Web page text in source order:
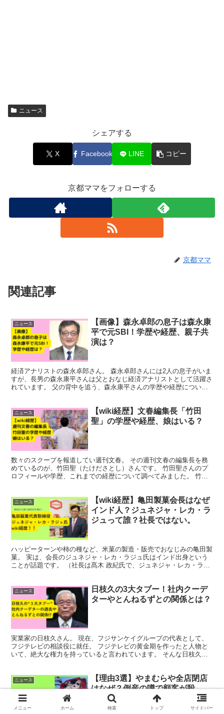
ニュース
シェアする
X Facebook LINE コピー
京都ママをフォローする
京都ママ
関連記事
ニュース
【画像】森永卓郎の息子は森永康
平で元SBI！学歴や経歴、親子共
演は？
経済アナリストの森永卓郎さん。 森永卓郎さんには2人の息子がいま
すが、長男の森永康平さんは父とおなじ経済アナリストとして活躍さ
れています。 父の背中を追う、森永康平さんの学歴や経歴について
ニュース
【wiki経歴】文春編集長「竹田
聖」の学歴や経歴、娘はいる？
数々のスクープを報道してい週刊文春。 その週刊文春の編集長を務
めているのが、竹田聖（たけださとし）さんです。 竹田聖さんのプ
ロフィールや学歴、これまでの経歴について調べてみました。 竹田
ニュース
【wiki経歴】亀田製菓会長はなぜ
インド人？ジュネジャ・レカ・ラ
ジュって誰？社長ではない。
ハッピーターンや柿の種など、米菓の製造・販売でおなじみの亀田製
菓。 実は、会長のジュネジャ・レカ・ラジュ氏はインド出身という
ことが話題です。 （社長は髙木 政紀氏で、ジュネジャ・レカ・ラジ
ニュース
日枝久の3大タブー！社内クーデ
ターやとんねるずとの関係とは？
実業家の日枝久さん。 現在、フジサンケイグループの代表として、
フジテレビの相談役に就任。 フジテレビの黄金期を作ったと人物と
いて、絶大な権力を持っていると言われています。 そんな日枝久さ
ニュース
【理由3選】やまむらや全店閉店
はなぜ？倒産の噂で顧客が殺
到！！
メニュー ホーム 検索 トップ サイドバー